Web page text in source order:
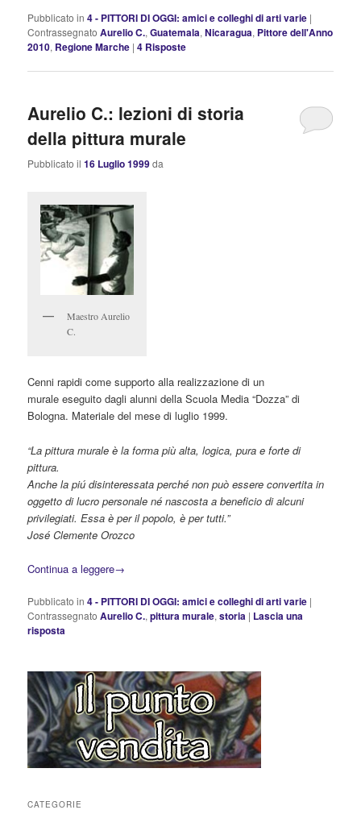
Pubblicato in 4 - PITTORI DI OGGI: amici e colleghi di arti varie |
Contrassegnato Aurelio C.,Guatemala,Nicaragua, Pittore dell'Anno
2010, Regione Marche |4 Risposte
Aurelio C.: lezioni di storia
della pittura murale
Pubblicato il16 Luglio 1999da
Maestro Aurelio
C.
Cenni rapidi come supporto alla realizzazione di un
murale eseguito dagli alunni della Scuola Media “Dozza” di
Bologna. Materiale del mese di luglio 1999.
“La pittura murale è la forma più alta, logica, pura e forte di
pittura.
Anche la piú disinteressata perché non può essere convertita in
oggetto di lucro personale né nascosta a beneficio di alcuni
privilegiati. Essa è per il popolo, è per tutti.”
José Clemente Orozco
Continua a leggere→
Pubblicato in 4 - PITTORI DI OGGI: amici e colleghi di arti varie |
Contrassegnato Aurelio C.,pittura murale,storia | Lascia una
risposta
CATEGORIE